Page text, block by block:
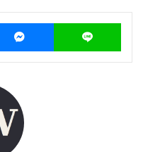
Messenger Line